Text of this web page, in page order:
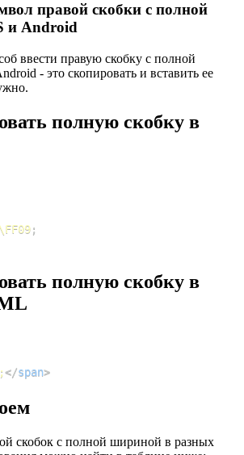
правой скобки с полной
и Android
ввести правую скобку с полной
- это скопировать и вставить ее
полную скобку в
\FF09;
полную скобку в
</span>
скобок с полной шириной в разных